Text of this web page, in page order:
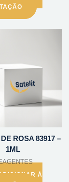
ROSA 83917 –
1ML
À